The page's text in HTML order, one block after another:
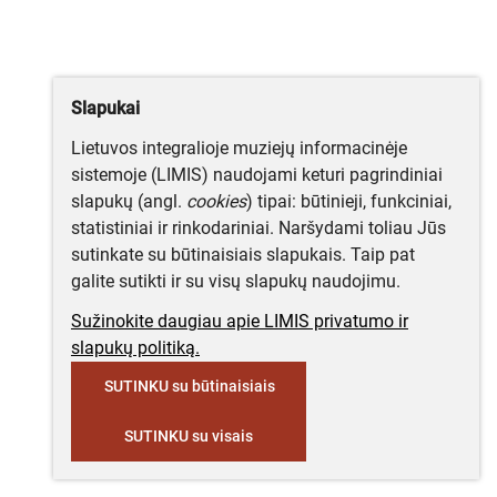
Slapukai
Lietuvos integralioje muziejų informacinėje
sistemoje (LIMIS) naudojami keturi pagrindiniai
slapukų (angl. cookies) tipai: būtinieji, funkciniai,
statistiniai ir rinkodariniai. Naršydami toliau Jūs
sutinkate su būtinaisiais slapukais. Taip pat
galite sutikti ir su visų slapukų naudojimu.
Sužinokite daugiau apie LIMIS privatumo ir
slapukų politiką.
SUTINKU su būtinaisiais
SUTINKU su visais